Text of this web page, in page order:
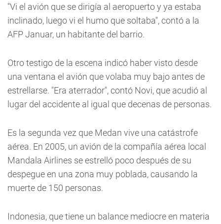
"Vi el avión que se dirigía al aeropuerto y ya estaba
inclinado, luego vi el humo que soltaba", contó a la
AFP Januar, un habitante del barrio.
Otro testigo de la escena indicó haber visto desde
una ventana el avión que volaba muy bajo antes de
estrellarse. "Era aterrador", contó Novi, que acudió al
lugar del accidente al igual que decenas de personas.
Es la segunda vez que Medan vive una catástrofe
aérea. En 2005, un avión de la compañía aérea local
Mandala Airlines se estrelló poco después de su
despegue en una zona muy poblada, causando la
muerte de 150 personas.
Indonesia, que tiene un balance mediocre en materia